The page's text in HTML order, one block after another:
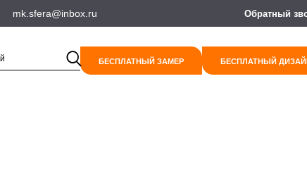
mk.sfera@inbox.ru Обратный
БЕСПЛАТНЫЙ ЗАМЕР БЕСПЛАТНЫЙ